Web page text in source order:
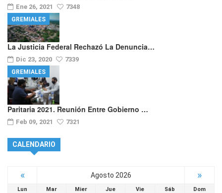
Ene 26, 2021 7348
La Justicia Federal Rechazó La Denuncia…
Dic 23, 2020 7339
GREMIALES
Paritaria 2021. Reunión Entre Gobierno …
Feb 09, 2021 7321
GREMIALES
CALENDARIO
« Agosto 2026 »
Lun Mar Mier Jue Vie Sáb Dom